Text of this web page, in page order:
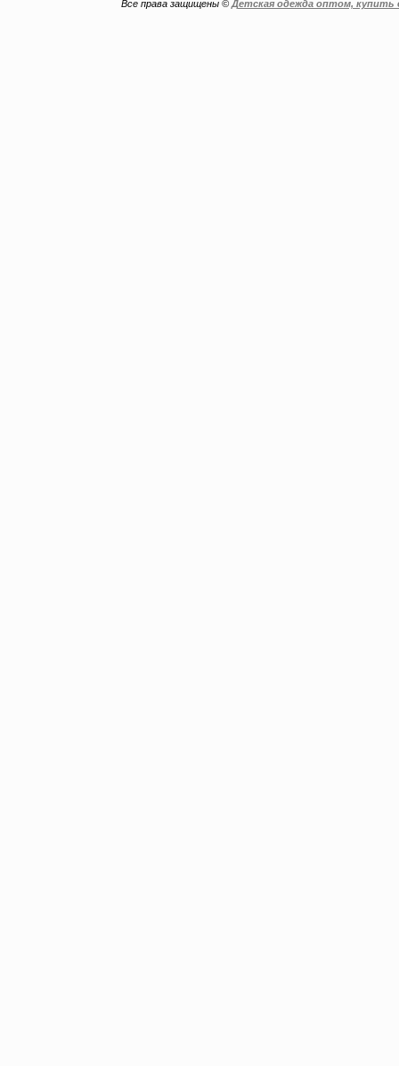
Все права защищены © Детская одежда оптом,